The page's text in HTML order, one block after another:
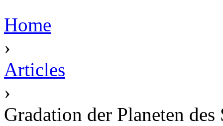
Home
›
Articles
›
Gradation der Planeten